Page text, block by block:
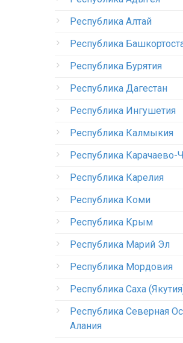
Республика Алтай
Республика
Республика Бурятия
Республика Дагестан
Республика Ингушетия
Республика Калмыкия
Республика Карачаево-
Республика Карелия
Республика Коми
Республика Крым
Республика Марий Эл
Республика Мордовия
Республика Саха
Республика Северная
Алания